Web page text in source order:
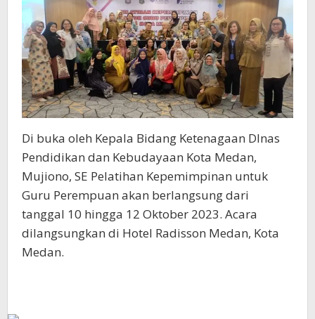
Di buka oleh Kepala Bidang Ketenagaan DInas
Pendidikan dan Kebudayaan Kota Medan,
Mujiono, SE Pelatihan Kepemimpinan untuk
Guru Perempuan akan berlangsung dari
tanggal 10 hingga 12 Oktober 2023. Acara
dilangsungkan di Hotel Radisson Medan, Kota
Medan.